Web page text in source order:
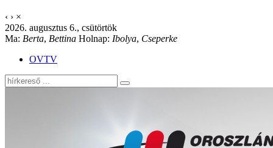
‹ › ×
2026. augusztus 6., csütörtök
Ma: Berta, Bettina Holnap: Ibolya, Cseperke
OVTV